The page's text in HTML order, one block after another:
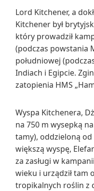
Lord Kitchener, a
Kitchener był
który prowadził
(podczas powstania
południowej
Indiach i Egipcie.
zatopienia HMS
Wyspa Kitchenera,
na 750 m wysepką
tamy), oddzieloną
większą wyspę,
za zasługi w
wieku i urządził tam
tropikalnych roślin z